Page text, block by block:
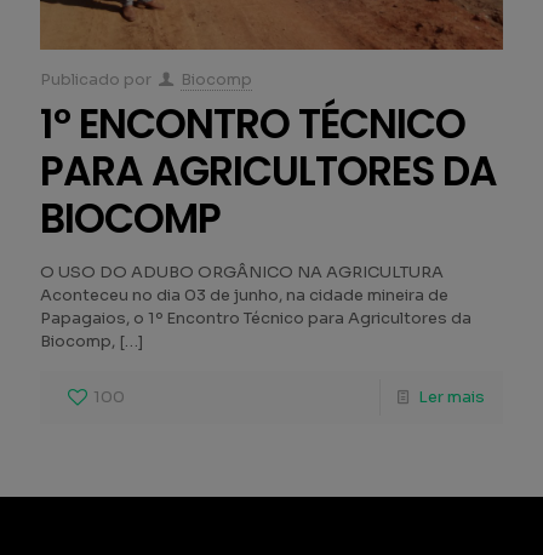
Publicado por Biocomp
1º ENCONTRO TÉCNICO
PARA AGRICULTORES DA
BIOCOMP
O USO DO ADUBO ORGÂNICO NA AGRICULTURA
Aconteceu no dia 03 de junho, na cidade mineira de
Papagaios, o 1º Encontro Técnico para Agricultores da
Biocomp, […]
100 Ler mais